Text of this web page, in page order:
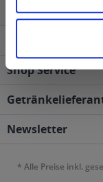
Shop Service
Newsletter
* Alle Preise inkl.